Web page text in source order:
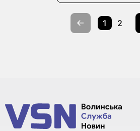
1 2